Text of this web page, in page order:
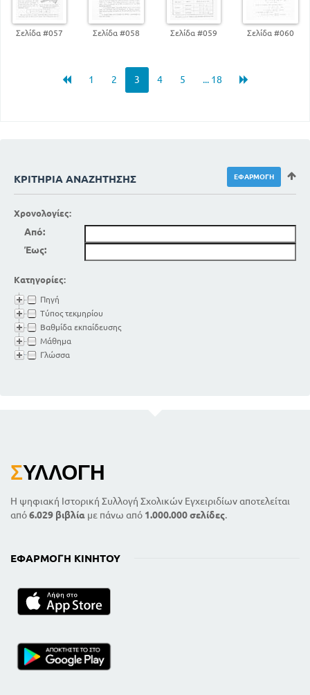
ΗΛΕΚΤΡΟΜΑΓΝΗΤΙΚΑ ΚΥΜΑΤΑ
261
ΑΣΥΡΜΑΤΟΣ ΤΗΛΕΠΙΚΟΙΝΩΝΙΑ
266
Σελίδα #057 Σελίδα #058 Σελίδα #059 Σελίδα #060
1 2 3 4 5 ... 18
ΚΡΙΤΉΡΙΑ ΑΝΑΖΉΤΗΣΗΣ
Χρονολογίες:
Από:
Έως:
Κατηγορίες:
Πηγή
Τύπος τεκμηρίου
Βαθμίδα εκπαίδευσης
Μάθημα
Γλώσσα
ΣΥΛΛΟΓΉ
Η ψηφιακή Ιστορική Συλλογή Σχολικών Εγχειριδίων αποτελείται
από6.029 βιβλία με πάνω από 1.000.000 σελίδες.
ΕΦΑΡΜΟΓΉ ΚΙΝΗΤΟΎ